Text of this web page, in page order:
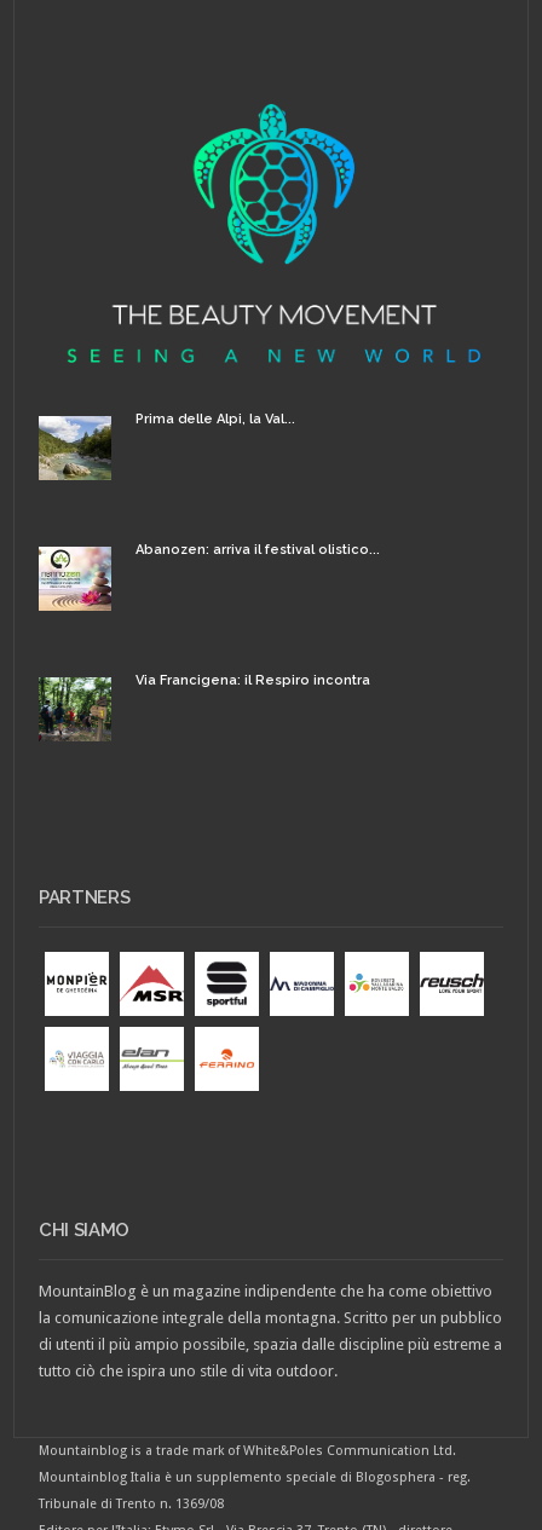
Prima delle Alpi, la Val...
Abanozen: arriva il festival olistico...
Via Francigena: il Respiro incontra
PARTNERS
CHI SIAMO
MountainBlog è un magazine indipendente che ha come obiettivo
la comunicazione integrale della montagna. Scritto per un pubblico
di utenti il più ampio possibile, spazia dalle discipline più estreme a
tutto ciò che ispira uno stile di vita outdoor.
Mountainblog is a trade mark of White&Poles Communication Ltd.
Mountainblog Italia è un supplemento speciale di Blogosphera - reg.
Tribunale di Trento n. 1369/08